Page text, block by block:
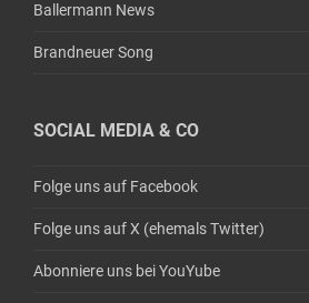
Ballermann News
Brandneuer Song
SOCIAL MEDIA & CO
Folge uns auf Facebook
Folge uns auf X (ehemals Twitter)
Abonniere uns bei YouYube